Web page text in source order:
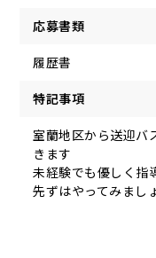
応募書類
履歴書
特記事項
室蘭地区から送迎バ
きます
未経験でも優しく指
先ずはやってみまし